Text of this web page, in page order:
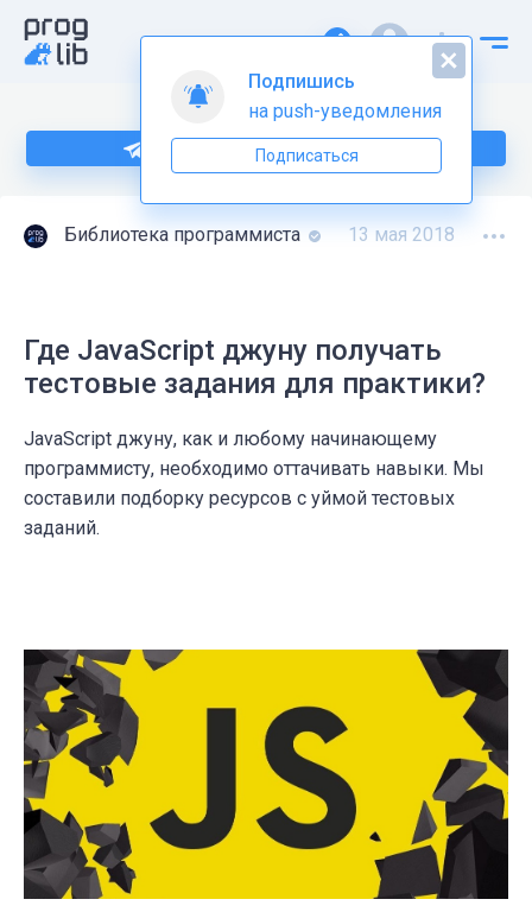
Подпишитесь на нас в Telegram
Библиотека программиста 13 мая 2018
Где JavaScript джуну получать
тестовые задания для практики?
JavaScript джуну, как и любому начинающему
программисту, необходимо оттачивать навыки. Мы
составили подборку ресурсов с уймой тестовых
заданий.
Подпишись
на push-уведомления
Подписаться